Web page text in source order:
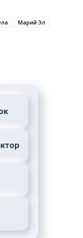
Марий Эл